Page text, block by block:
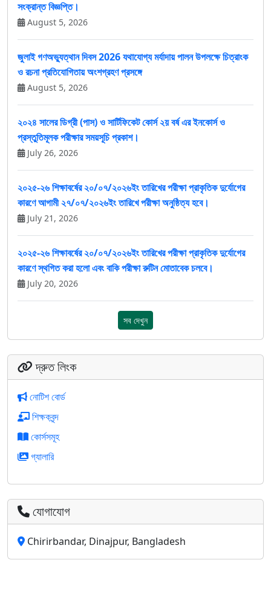
সংক্রান্ত বিজ্ঞপ্তি।
August 5, 2026
জুলাই গণঅভ্যুত্থান দিবস 2026 যথাযোগ্য মর্যাদায় পালন উপলক্ষে চিত্রাংক
ও রচনা প্রতিযোগিতায় অংশগ্রহণ প্রসঙ্গে
August 5, 2026
২০২৪ সালের ডিগ্রী (পাস) ও সার্টিফিকেট কোর্স ২য় বর্ষ এর ইনকোর্স ও
প্রস্তুতিমূলক পরীক্ষার সময়সূচি প্রকাশ।
July 26, 2026
২০২৫-২৬ শিক্ষাবর্ষের ২০/০৭/২০২৬ইং তারিখের পরীক্ষা প্রাকৃতিক দুর্যোগের
কারণে আগামী ২৭/০৭/২০২৬ইং তারিখে পরীক্ষা অনুষ্ঠিত্য হবে।
July 21, 2026
২০২৫-২৬ শিক্ষাবর্ষের ২০/০৭/২০২৬ইং তারিখের পরীক্ষা প্রাকৃতিক দুর্যোগের
কারণে স্থগিত করা হলো এবং বাকি পরীক্ষা রুটিন মোতাবেক চলবে।
July 20, 2026
সব দেখুন
দ্রুত লিংক
নোটিশ বোর্ড
শিক্ষকবৃন্দ
কোর্সসমূহ
গ্যালারি
যোগাযোগ
Chirirbandar, Dinajpur, Bangladesh